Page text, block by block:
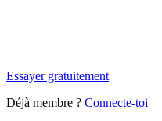
Essayer gratuitement
Déjà membre ? Connecte-toi